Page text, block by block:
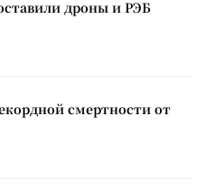
дроны и РЭБ
смертности от